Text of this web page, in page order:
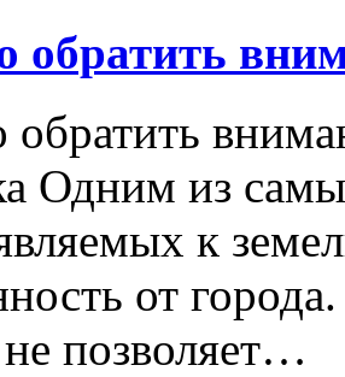
обратить
обратить
Одним из
к
от
позволяет…